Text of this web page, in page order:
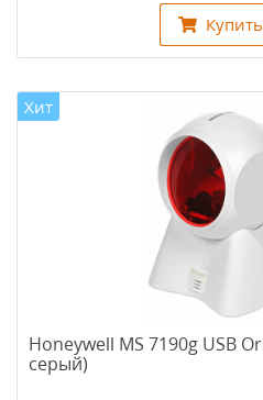
Купить
Хит
Honeywell MS 7190g USB
серый)